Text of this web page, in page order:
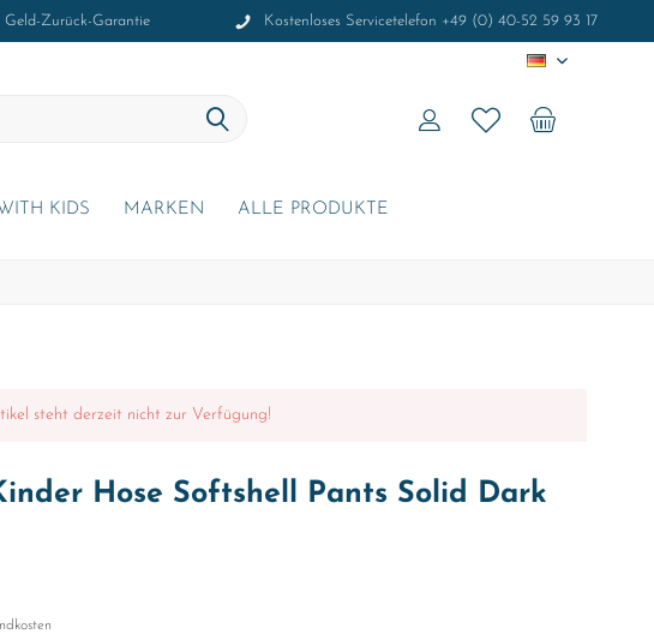
Geld-Zurück-Garantie Kostenloses Servicetelefon +49 (0) 40-52 59 93 17
DE
KIDS MARKEN ALLE PRODUKTE
steht derzeit nicht zur Verfügung!
Hose Softshell Pants Solid Dark